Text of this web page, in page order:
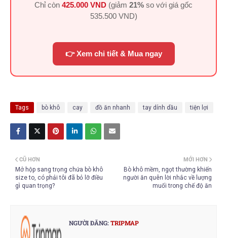
Chỉ còn 425.000 VND (giảm 21% so với giá gốc
535.500 VND)
👉 Xem chi tiết & Mua ngay
Tags bò khô cay đồ ăn nhanh tay dính dầu tiện lợi
MỚI HƠN
Bò khô mềm, ngọt thường khiến
người ăn quên lời nhắc về lượng
muối trong chế độ ăn
CŨ HƠN
Mở hộp sang trọng chứa bò khô
size to, có phải tôi đã bỏ lỡ điều
gì quan trọng?
NGƯỜI ĐĂNG:TRIPMAP